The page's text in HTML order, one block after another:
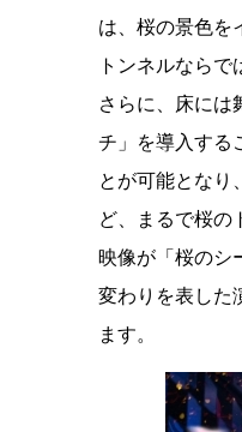
は、桜の景色を
トンネルならで
さらに、床には
チ」を導入する
とが可能となり
ど、まるで桜の
映像が「桜のシ
変わりを表した
ます。